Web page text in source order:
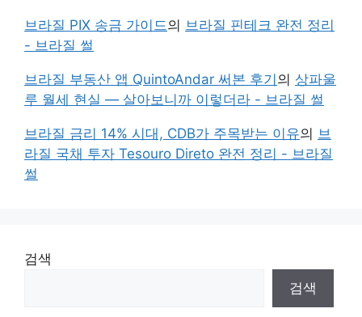
브라질 PIX 송금 가이드의 브라질 핀테크 완전 정리
- 브라질 썰
브라질 부동산 앱 QuintoAndar 써본 후기의 상파울
루 월세 현실 — 살아보니까 이렇더라 - 브라질 썰
브라질 금리 14% 시대, CDB가 주목받는 이유의 브
라질 국채 투자 Tesouro Direto 완전 정리 - 브라질
썰
검색
검색